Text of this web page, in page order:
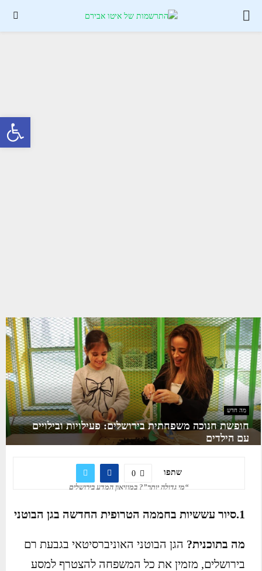
פתח סרגל נגישות
PRIMARY
מה חדש
חופשת חנוכה משפחתית בירושלים: פעילויות ובילויים
עם הילדים
שתפו
0
“מי גדולה יותר”? במוזיאון המדע בירושלים
1.סיור עששיות בחממה הטרופית החדשה בגן הבוטני
מה בתוכנית? הגן הבוטני האוניברסיטאי בגבעת רם
בירושלים, מזמין את כל המשפחה להצטרף למסע